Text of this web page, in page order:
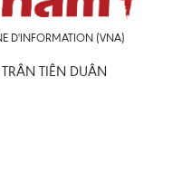
D'INFORMATION (VNA)
TIÊN DUÂN